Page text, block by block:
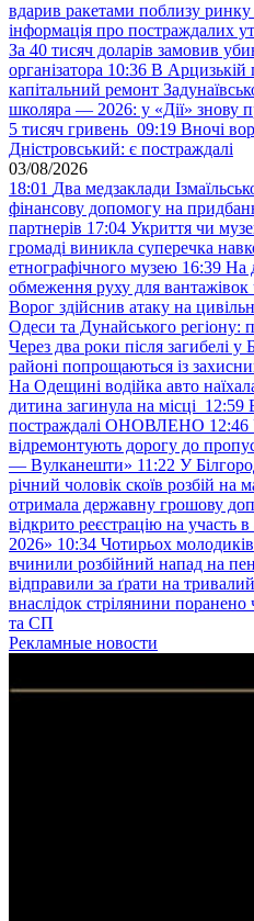
вдарив ракетами поблизу ринку
інформація про
За 40 тисяч доларів замовив
організатора 10:36 В Арцизькій
капітальний ремонт
школяра — 2026: у «Дії» знову
5 тисяч гривень 09:19 Вночі
Дністровський: є постраждалі
03/08/2026
18:01 Два медзаклади
фінансову допомогу на
партнерів 17:04 Укриття чи
громаді виникла суперечка
етнографічного музею 16:39 На
обмеження руху для вантажівок
Ворог здійснив атаку на
Одеси та Дунайського регіону:
Через два роки після загибелі у
районі попрощаються із
На Одещині водійка авто
дитина загинула на місці 12:59
постраждалі ОНОВЛЕНО 12:46
відремонтують дорогу до
— Вулканешти» 11:22 У
річний чоловік скоїв розбій на
отримала державну грошову
відкрито реєстрацію на участь
2026» 10:34 Чотирьох молодиків
вчинили розбійний напад на
відправили за ґрати на
внаслідок стрілянини
та СП
Рекламные новости